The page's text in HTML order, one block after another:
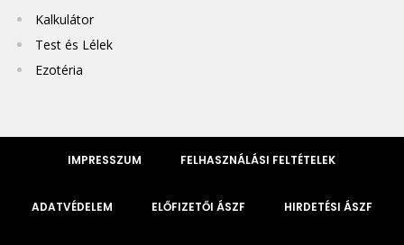
Kalkulátor
Test és Lélek
Ezotéria
IMPRESSZUM FELHASZNÁLÁSI FELTÉTELEK
ADATVÉDELEM ELŐFIZETŐI ÁSZF HIRDETÉSI ÁSZF